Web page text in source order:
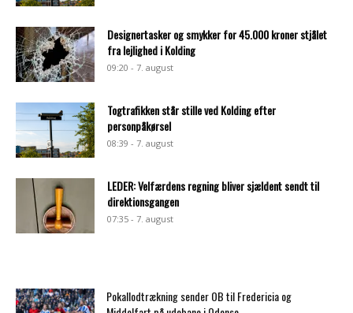
Designertasker og smykker for 45.000 kroner stjålet
fra lejlighed i Kolding
09:20 - 7. august
Togtrafikken står stille ved Kolding efter
personpåkørsel
08:39 - 7. august
LEDER: Velfærdens regning bliver sjældent sendt til
direktionsgangen
07:35 - 7. august
Pokallodtrækning sender OB til Fredericia og